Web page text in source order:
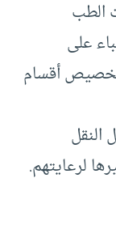
الطب
على
أقسام
لرعايتهم.